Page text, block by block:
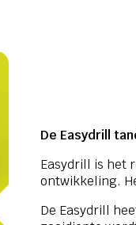
De Easydrill
Easydrill is het
ontwikkeling.
De Easydrill